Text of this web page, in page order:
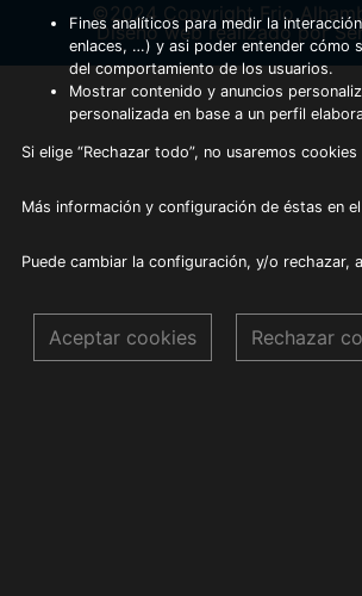
©2024 Copyright Frio
Diseño web realizado por
Fines analíticos para medir la
enlaces, …) y asi poder entender cómo
del comportamiento de los usuarios.
Mostrar contenido y anuncios
personalizada en base a un perfil
Si elige “Rechazar todo”, no usaremos
Más información y configuración de éstas en
Puede cambiar la configuración, y/o
Aceptar cookies Rechazar